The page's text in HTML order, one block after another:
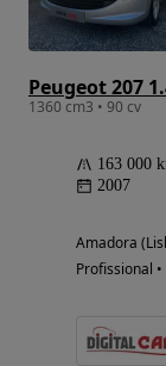
Peugeot 207
1360 cm3 • 90 cv
163 000
2007
Amadora
Profissional